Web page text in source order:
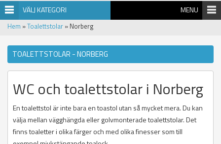
VÄLJ KATEGORI MENU
Hem »Toalettstolar » Norberg
TOALETTSTOLAR - NORBERG
WC och toalettstolar i Norberg
En toalettstol är inte bara en toastol utan så mycket mera. Du kan
välja mellan vägghängda eller golvmonterade toalettstolar. Det
finns toaletter i olika färger och med olika finesser som till